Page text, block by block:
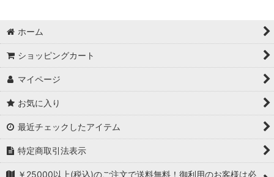
ホーム
ショッピングカート
マイページ
お気に入り
最近チェックしたアイテム
特定商取引法表示
￥25000以上(税込)のご注文で送料無料！御利用のお客様は必